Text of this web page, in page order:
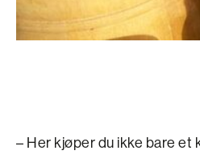
– Her kjøper du ikke bare